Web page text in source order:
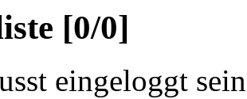
[0/0]
eingeloggt